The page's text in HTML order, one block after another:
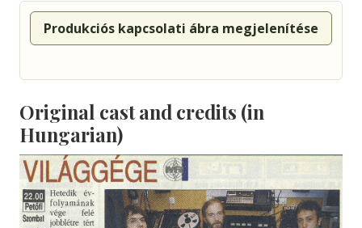
Produkciós kapcsolati ábra megjelenítése
Original cast and credits (in
Hungarian)